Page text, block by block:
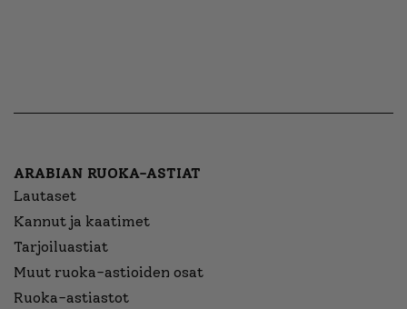
ARABIAN RUOKA-ASTIAT
Lautaset
Kannut ja kaatimet
Tarjoiluastiat
Muut ruoka-astioiden osat
Ruoka-astiastot